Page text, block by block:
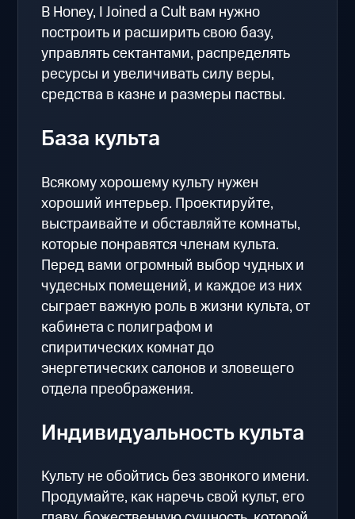
В Honey, I Joined a Cult вам нужно
построить и расширить свою базу,
управлять сектантами, распределять
ресурсы и увеличивать силу веры,
средства в казне и размеры паствы.
База культа
Всякому хорошему культу нужен
хороший интерьер. Проектируйте,
выстраивайте и обставляйте комнаты,
которые понравятся членам культа.
Перед вами огромный выбор чудных и
чудесных помещений, и каждое из них
сыграет важную роль в жизни культа, от
кабинета с полиграфом и
спиритических комнат до
энергетических салонов и зловещего
отдела преображения.
Индивидуальность культа
Культу не обойтись без звонкого имени.
Продумайте, как наречь свой культ, его